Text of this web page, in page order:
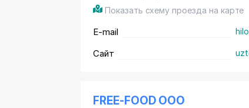
Показать схему проезда на карте
E-mail
Сайт
FREE-FOOD ООО